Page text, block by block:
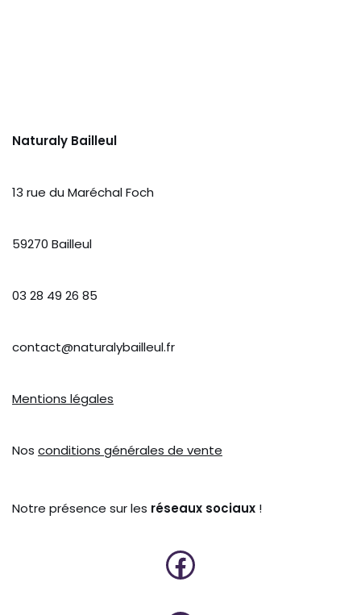
Naturaly Bailleul
13 rue du Maréchal Foch
59270 Bailleul
03 28 49 26 85
contact@naturalybailleul.fr
Mentions légales
Nos conditions générales de vente
Notre présence sur les réseaux sociaux !